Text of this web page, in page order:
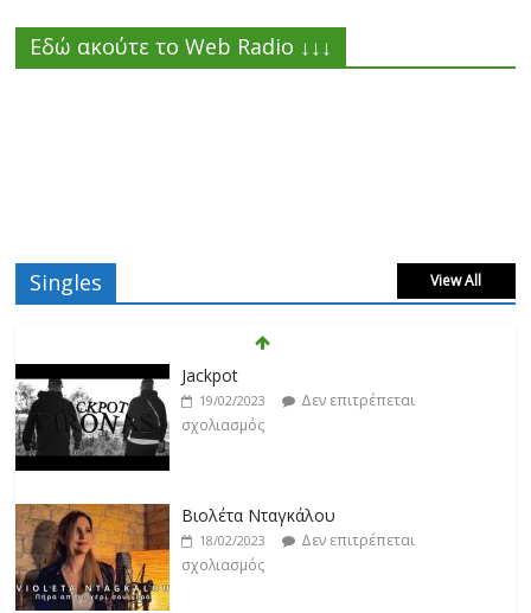
Εδώ ακούτε το Web Radio ↓↓↓
Singles View All
Βιολέτα Νταγκάλου
18/02/2023
Δεν επιτρέπεται
σχολιασμός
Κατερίνα Λιόλιου
17/02/2023
Δεν επιτρέπεται
σχολιασμός